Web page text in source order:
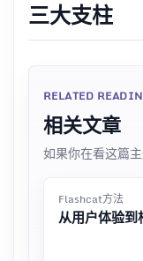
三大支柱
RELATED
相关文章
如果你在看这篇
Flashcat方法
从用户体验